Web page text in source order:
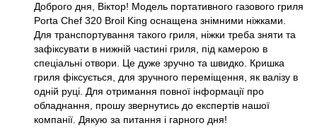
Доброго дня, Віктор! Модель портативного газового гриля
Porta Chef 320 Broil King оснащена знімними ніжками.
Для транспортування такого гриля, ніжки треба зняти та
зафіксувати в нижній частині гриля, під камерою в
спеціальні отвори. Це дуже зручно та швидко. Кришка
гриля фіксується, для зручного переміщення, як валізу в
одній руці. Для отримання повної інформації про
обладнання, прошу звернутись до експертів нашої
компанії. Дякую за питання і гарного дня!